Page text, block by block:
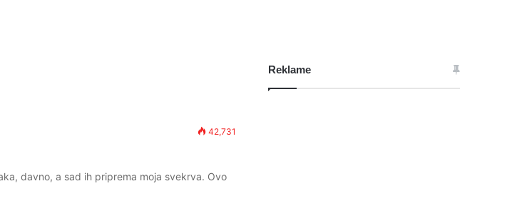
42,731
davno, a sad ih priprema moja svekrva. Ovo
Reklame